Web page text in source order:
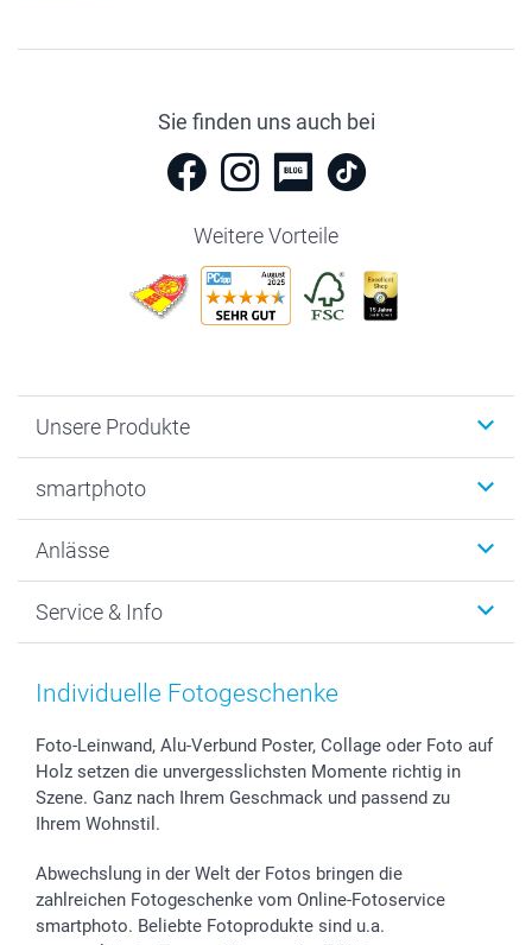
Sie finden uns auch bei
Weitere Vorteile
Unsere Produkte
Fotogeschenke
MyNameBook
Fotoabzüge, Fotos als Buch & Poster
Zubehör & Material
Foto-Kalender & Agenden
Sticker & Etiketten
Geschenk-Gutscheine (PDF)
smartphoto
Warum smartphoto
Datenschutz
AGB
Presse
Partnerprogramme
Investor Relations
B2B smartbusiness
Widerrufsrecht
Anlässe
Neujahr
Muttertag
Kommunion & Konfirmation
Hochzeit
Geburtstag
Geburt
Zu allen Anlässen
Service & Info
Preise und Versandkosten
48h Lieferung
Zahlungsmöglichkeiten
Anmelden /Registrieren
Sitemap
Status der Bestellung
smartfriends
smartgarantie
Individuelle Fotogeschenke
Foto-Leinwand, Alu-Verbund Poster, Collage oder Foto auf
Holz setzen die unvergesslichsten Momente richtig in
Szene. Ganz nach Ihrem Geschmack und passend zu
Ihrem Wohnstil.
Abwechslung in der Welt der Fotos bringen die
zahlreichen Fotogeschenke vom Online-Fotoservice
smartphoto. Beliebte Fotoprodukte sind u.a.